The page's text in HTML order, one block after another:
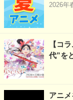
2026年
【コ
代”を
アニ